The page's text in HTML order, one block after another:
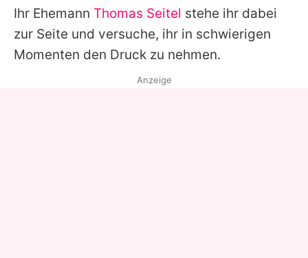
Ihr Ehemann Thomas Seitel stehe ihr dabei
zur Seite und versuche, ihr in schwierigen
Momenten den Druck zu nehmen.
Anzeige